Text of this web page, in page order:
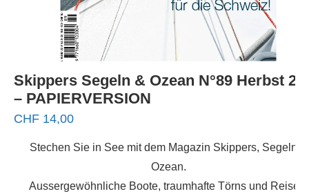
Skippers Segeln & Ozean N°89 Herbst
– PAPIERVERSION
CHF 14,00
Stechen Sie in See mit dem Magazin Skippers, Segeln &
Ozean.
Aussergewöhnliche Boote, traumhafte Törns und Reisen,